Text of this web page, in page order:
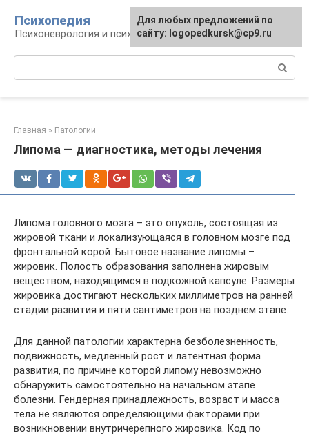
контенту
Психопедия
Психоневрология и психиатрия
Главная » Патологии
Липома — диагностика, методы лечения
Липома головного мозга – это опухоль, состоящая из
жировой ткани и локализующаяся в головном мозге под
фронтальной корой. Бытовое название липомы –
жировик. Полость образования заполнена жировым
веществом, находящимся в подкожной капсуле. Размеры
жировика достигают нескольких миллиметров на ранней
стадии развития и пяти сантиметров на позднем этапе.
Для данной патологии характерна безболезненность,
подвижность, медленный рост и латентная форма
развития, по причине которой липому невозможно
обнаружить самостоятельно на начальном этапе
болезни. Гендерная принадлежность, возраст и масса
тела не являются определяющими факторами при
возникновении внутричерепного жировика. Код по
Для любых предложений по
сайту: logopedkursk@cp9.ru